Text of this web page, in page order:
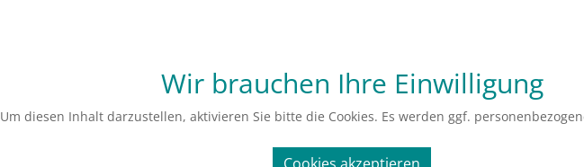
Wir brauchen Ihre Einwilligung
Um diesen Inhalt darzustellen, aktivieren Sie bitte die Cookies. Es werden ggf.